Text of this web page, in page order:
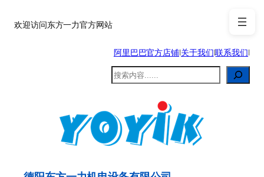
至欢迎访问东方一力官方网站
阿里巴巴官方店铺|关于我们|联系我们|
搜
索